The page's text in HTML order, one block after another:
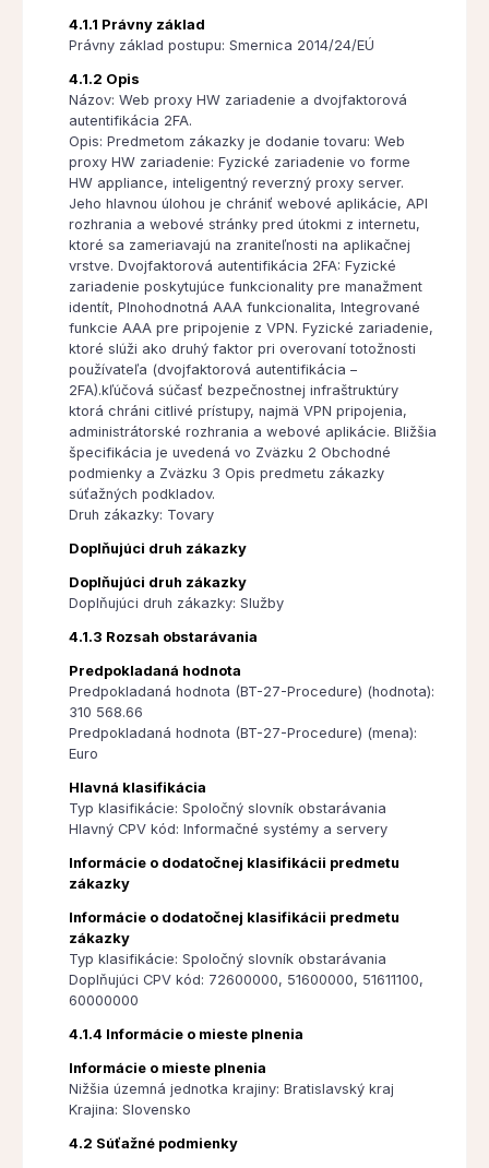
4.1.1 Právny základ
Právny základ postupu: Smernica 2014/24/EÚ
4.1.2 Opis
Názov: Web proxy HW zariadenie a dvojfaktorová
autentifikácia 2FA.
Opis: Predmetom zákazky je dodanie tovaru: Web
proxy HW zariadenie: Fyzické zariadenie vo forme
HW appliance, inteligentný reverzný proxy server.
Jeho hlavnou úlohou je chrániť webové aplikácie, API
rozhrania a webové stránky pred útokmi z internetu,
ktoré sa zameriavajú na zraniteľnosti na aplikačnej
vrstve. Dvojfaktorová autentifikácia 2FA: Fyzické
zariadenie poskytujúce funkcionality pre manažment
identít, Plnohodnotná AAA funkcionalita, Integrované
funkcie AAA pre pripojenie z VPN. Fyzické zariadenie,
ktoré slúži ako druhý faktor pri overovaní totožnosti
používateľa (dvojfaktorová autentifikácia –
2FA).kľúčová súčasť bezpečnostnej infraštruktúry
ktorá chráni citlivé prístupy, najmä VPN pripojenia,
administrátorské rozhrania a webové aplikácie. Bližšia
špecifikácia je uvedená vo Zväzku 2 Obchodné
podmienky a Zväzku 3 Opis predmetu zákazky
súťažných podkladov.
Druh zákazky: Tovary
Doplňujúci druh zákazky
Doplňujúci druh zákazky
Doplňujúci druh zákazky: Služby
4.1.3 Rozsah obstarávania
Predpokladaná hodnota
Predpokladaná hodnota (BT-27-Procedure) (hodnota):
310 568.66
Predpokladaná hodnota (BT-27-Procedure) (mena):
Euro
Hlavná klasifikácia
Typ klasifikácie: Spoločný slovník obstarávania
Hlavný CPV kód: Informačné systémy a servery
Informácie o dodatočnej klasifikácii predmetu
zákazky
Informácie o dodatočnej klasifikácii predmetu
zákazky
Typ klasifikácie: Spoločný slovník obstarávania
Doplňujúci CPV kód: 72600000, 51600000, 51611100,
60000000
4.1.4 Informácie o mieste plnenia
Informácie o mieste plnenia
Nižšia územná jednotka krajiny: Bratislavský kraj
Krajina: Slovensko
4.2 Súťažné podmienky